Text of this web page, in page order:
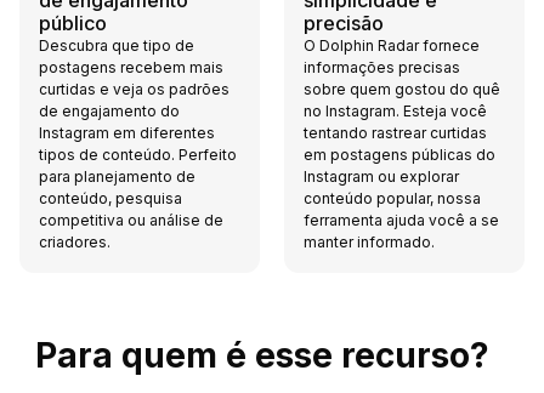
público
Descubra que tipo de
postagens recebem mais
curtidas e veja os padrões
de engajamento do
Instagram em diferentes
tipos de conteúdo. Perfeito
para planejamento de
conteúdo, pesquisa
competitiva ou análise de
criadores.
precisão
O Dolphin Radar fornece
informações precisas
sobre quem gostou do quê
no Instagram. Esteja você
tentando rastrear curtidas
em postagens públicas do
Instagram ou explorar
conteúdo popular, nossa
ferramenta ajuda você a se
manter informado.
Para quem é esse recurso?